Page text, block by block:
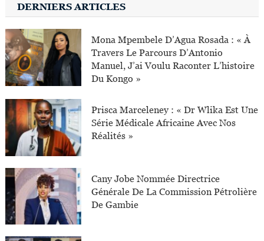
DERNIERS ARTICLES
Mona Mpembele D’Agua Rosada : « À
Travers Le Parcours D’Antonio
Manuel, J’ai Voulu Raconter L’histoire
Du Kongo »
Prisca Marceleney : « Dr Wlika Est Une
Série Médicale Africaine Avec Nos
Réalités »
Cany Jobe Nommée Directrice
Générale De La Commission Pétrolière
De Gambie